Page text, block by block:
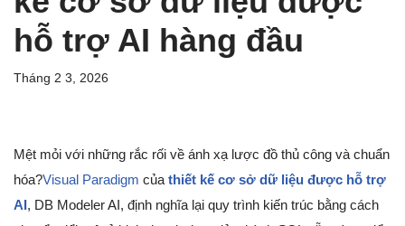
hỗ trợ AI hàng đầu
Tháng 2 3, 2026
Mệt mỏi với những rắc rối về ánh xạ lược đồ thủ công và chuẩn
hóa?Visual Paradigm của thiết kế cơ sở dữ liệu được hỗ trợ
AI, DB Modeler AI, định nghĩa lại quy trình kiến trúc bằng cách